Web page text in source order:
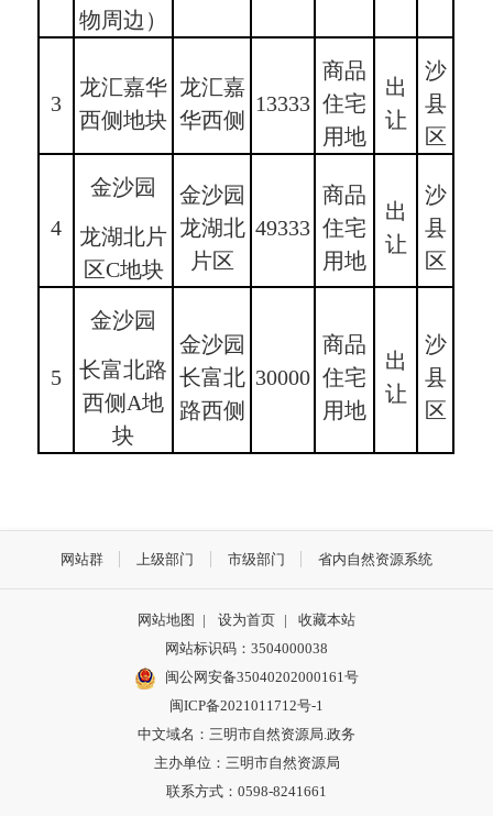
物周边）
3
龙汇嘉华
西侧地块
龙汇嘉
华西侧
13333
商品
住宅
用地
出
让
沙
县
区
4
金沙园
龙湖北片
区C地块
金沙园
龙湖北
片区
49333
商品
住宅
用地
出
让
沙
县
区
5
金沙园
长富北路
西侧A地
块
金沙园
长富北
路西侧
30000
商品
住宅
用地
出
让
沙
县
区
网站群 上级部门 市级部门 省内自然资源系统
网站地图 | 设为首页 |
收藏本站
网站标识码：3504000038
闽公网安备35040202000161号
闽ICP备2021011712号-1
中文域名：三明市自然资源局.政务
主办单位：三明市自然资源局
联系方式：0598-8241661